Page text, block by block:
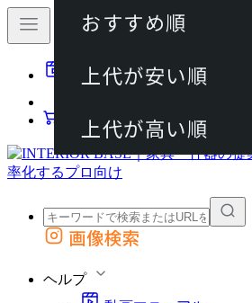
動画マニュアル
カート
外部サイトの商品をカートに追加
画像検索
ヘルプ
おすすめ順
上代が安い順
上代が高い順